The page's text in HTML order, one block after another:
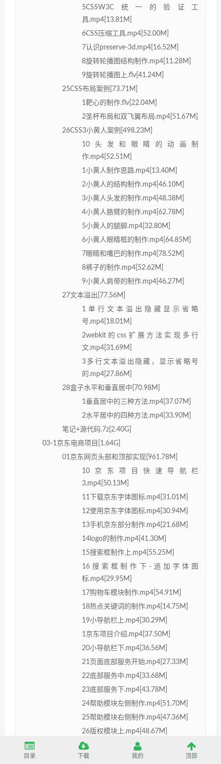
5CSSW3C统一的验证工
具.mp4[13.81M]
6CSS压缩工具.mp4[52.00M]
7认识preserve-3d.mp4[16.52M]
8旋转轮播图结构制作.mp4[11.28M]
9旋转轮播图上.flv[41.24M]
25CSS布局案例[73.71M]
1靶心的制作.flv[22.04M]
2圣杯布局和双飞翼布局.mp4[51.67M]
26CSS3小黄人案例[498.23M]
10头发和眼睛的动画制
作.mp4[52.51M]
1小黄人制作思路.mp4[13.40M]
2小黄人的结构制作.mp4[46.10M]
3小黄人头发的制作.mp4[48.38M]
4小黄人胳臂的制作.mp4[62.78M]
5小黄人的腿脚.mp4[32.80M]
6小黄人眼睛框的制作.mp4[64.85M]
7眼睛和嘴巴的制作.mp4[78.52M]
8裤子的制作.mp4[52.62M]
9小黄人肩带的制作.mp4[46.27M]
27文本溢出[77.56M]
1单行文本溢出隐藏显示省略
号.mp4[18.01M]
2webkit的css扩展方法实现多行
文.mp4[31.69M]
3多行文本溢出隐藏，显示省略号
的.mp4[27.86M]
28盒子水平和垂直居中[70.98M]
1垂直居中的三种方法.mp4[37.07M]
2水平居中的四种方法.mp4[33.90M]
笔记+源代码.7z[2.40G]
03-1京东电商项目[1.64G]
01京东网页头部和顶部实现[961.78M]
10京东项目快速导航栏
3.mp4[50.13M]
11下载京东字体图标.mp4[31.01M]
12使用京东字体图标.mp4[30.94M]
13手机京东部分制作.mp4[21.68M]
14logo的制作.mp4[41.30M]
15搜索框制作上.mp4[55.25M]
16搜索框制作下-追加字体图
标.mp4[29.95M]
17购物车模块制作.mp4[54.91M]
18热点关键词的制作.mp4[14.75M]
19小导航栏上.mp4[30.29M]
1京东项目介绍.mp4[37.50M]
20小导航栏下.mp4[36.56M]
21页面底部服务开始.mp4[27.33M]
22底部服务中.mp4[33.68M]
23底部服务下.mp4[43.78M]
24帮助模块左侧制作.mp4[51.70M]
25帮助模块右侧制作.mp4[47.36M]
26版权模块上.mp4[48.67M]
27版权模块结束.mp4[48.31M]
2京东项目目录准备.mp4[25.73M]
目录 下载 我的 顶部